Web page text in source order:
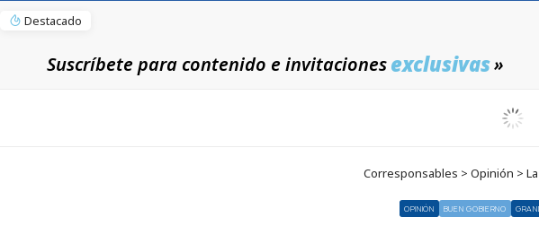
Destacado
Suscríbete para contenido e invitacionesexclusivas»
Corresponsables > Opinión >
OPINIÓN BUEN GOBIERNO